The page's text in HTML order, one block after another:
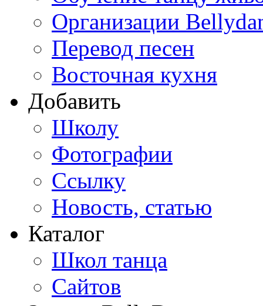
Организации
Перевод песен
Восточная кухня
Добавить
Школу
Фотографии
Ссылку
Новость, статью
Каталог
Школ танца
Сайтов